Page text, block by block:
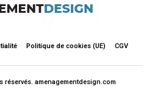
Politique de cookies (UE) CGV
réservés. amenagementdesign.com